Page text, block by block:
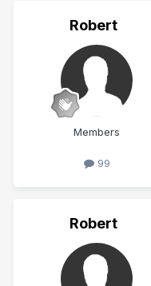
Robert
Members
99
Robert